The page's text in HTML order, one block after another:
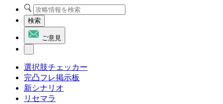
検索
ご意見
選択肢チェッカー
完凸フレ掲示板
新シナリオ
リセマラ